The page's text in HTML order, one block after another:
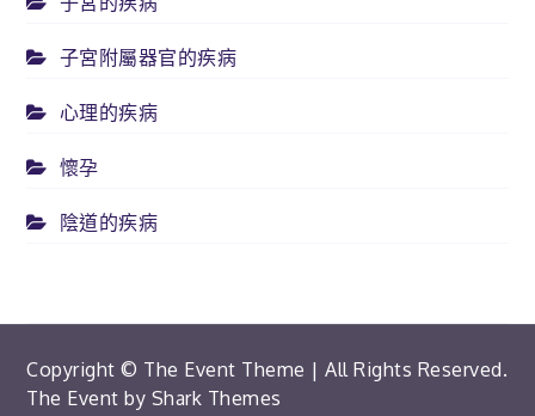
子宮附屬器官的疾病
心理的疾病
懷孕
陰道的疾病
Copyright © The Event Theme | All Rights Reserved.
The Event by Shark Themes